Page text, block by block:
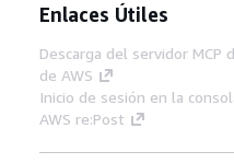
Enlaces Útiles
Descarga del servidor MCP
de AWS
Inicio de sesión en la
AWS re:Post